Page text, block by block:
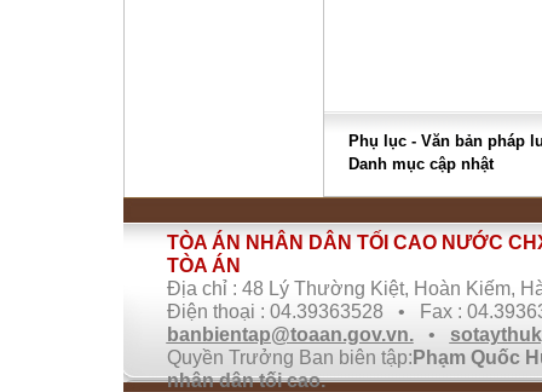
Phụ lục - Văn bản pháp
Danh mục cập nhật
TÒA ÁN NHÂN DÂN TỐI CAO NƯỚC
TÒA ÁN
Địa chỉ : 48 Lý Thường Kiệt, Hoàn Kiếm,
Điện thoại : 04.39363528 • Fax :
banbientap@toaan.gov.vn.•
Quyền Trưởng Ban biên tập:Phạm Quốc
nhân dân tối cao.